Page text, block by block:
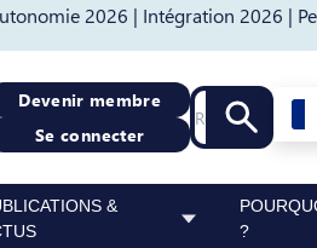
2026 | Intégration 2026 |
Devenir membre
Se connecter
Recherche
Lancer la
&
?